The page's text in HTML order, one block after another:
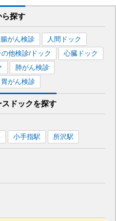
ら探す
がん検診
人間ドック
の他検診/ドック
心臓ドック
肺がん検診
胃がん検診
スドックを探す
小手指駅 所沢駅